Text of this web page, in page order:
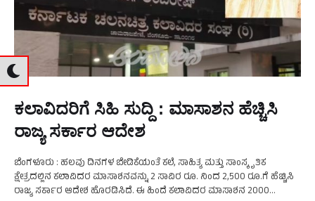
ಕಲಾವಿದರಿಗೆ ಸಿಹಿ ಸುದ್ದಿ : ಮಾಸಾಶನ ಹೆಚ್ಚಿಸಿ
ರಾಜ್ಯ ಸರ್ಕಾರ ಆದೇಶ
ಬೆಂಗಳೂರು : ಹಲವು ದಿನಗಳ ಬೇಡಿಕೆಯಂತೆ ಕಲೆ, ಸಾಹಿತ್ಯ ಮತ್ತು ಸಾಂಸ್ಕೃತಿಕ
ಕ್ಷೇತ್ರದಲ್ಲಿನ ಕಲಾವಿದರ ಮಾಸಾಶನವನ್ನು 2 ಸಾವಿರ ರೂ. ನಿಂದ 2,500 ರೂ.ಗೆ ಹೆಚ್ಚಿಸಿ
ರಾಜ್ಯ ಸರ್ಕಾರ ಆದೇಶ ಹೊರಡಿಸಿದೆ. ಈ ಹಿಂದೆ ಕಲಾವಿದರ ಮಾಸಾಶನ 2000